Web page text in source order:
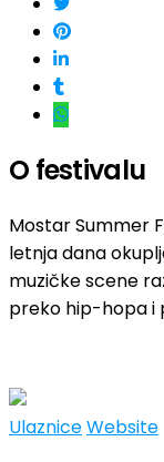
O festivalu
Mostar Summer
letnja dana
muzičke scene
preko hip-hopa i
UlazniceWebsite